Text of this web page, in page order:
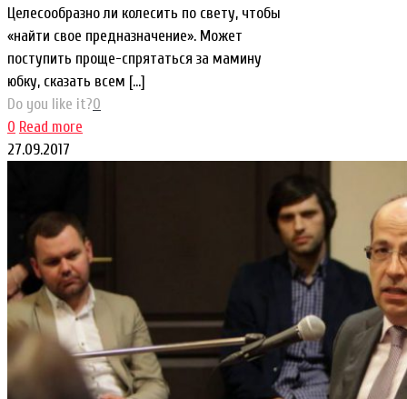
Целесообразно ли колесить по свету, чтобы
«найти свое предназначение». Может
поступить проще-спрятаться за мамину
юбку, сказать всем […]
Do you like it?0
0 Read more
27.09.2017